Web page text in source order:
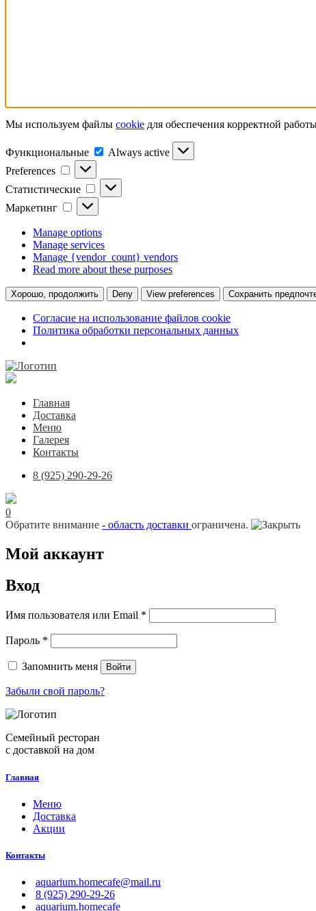
Мы используем файлы cookie для обеспечения корректной
Функциональные Функциональные
Always active
Preferences
Preferences
Статистические Статистические
Маркетинг Маркетинг
Manage options
Manage services
Manage {vendor_count} vendors
Read more about these purposes
Хорошо, продолжить Deny View preferences Сохранить
Согласие на использование файлов cookie
Политика обработки персональных данных
Главная
Доставка
Меню
Галерея
Контакты
8 (925) 290-29-26
0
Обратите внимание - область доставки ограничена.
Мой аккаунт
Вход
Имя пользователя или Email *
Пароль *
Запомнить меня Войти
Забыли свой пароль?
Семейный ресторан
с доставкой на дом
Главная
Меню
Доставка
Акции
Контакты
aquarium.homecafe@mail.ru
8 (925) 290-29-26
aquarium.homecafe